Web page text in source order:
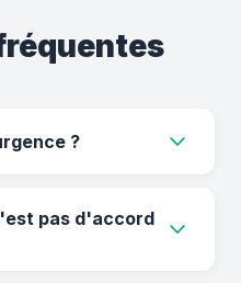
?
sous 48h.
pas d'accord